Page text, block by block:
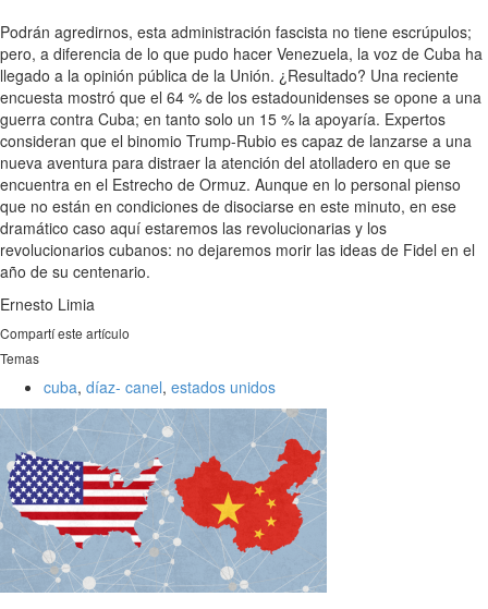
Podrán agredirnos, esta administración fascista no tiene escrúpulos;
pero, a diferencia de lo que pudo hacer Venezuela, la voz de Cuba ha
llegado a la opinión pública de la Unión. ¿Resultado? Una reciente
encuesta mostró que el 64 % de los estadounidenses se opone a una
guerra contra Cuba; en tanto solo un 15 % la apoyaría. Expertos
consideran que el binomio Trump-Rubio es capaz de lanzarse a una
nueva aventura para distraer la atención del atolladero en que se
encuentra en el Estrecho de Ormuz. Aunque en lo personal pienso
que no están en condiciones de disociarse en este minuto, en ese
dramático caso aquí estaremos las revolucionarias y los
revolucionarios cubanos: no dejaremos morir las ideas de Fidel en el
año de su centenario.
Ernesto Limia
Compartí este artículo
Temas
cuba, díaz- canel, estados unidos